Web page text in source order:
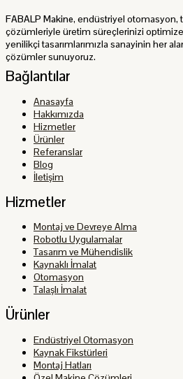
FABALP Makine, endüstriyel otomasyon,
çözümleriyle üretim süreçlerinizi
yenilikçi tasarımlarımızla sanayinin her
çözümler sunuyoruz.
Bağlantılar
Anasayfa
Hakkımızda
Hizmetler
Ürünler
Referanslar
Blog
İletişim
Hizmetler
Montaj ve Devreye Alma
Robotlu Uygulamalar
Tasarım ve Mühendislik
Kaynaklı İmalat
Otomasyon
Talaşlı İmalat
Ürünler
Endüstriyel Otomasyon
Kaynak Fikstürleri
Montaj Hatları